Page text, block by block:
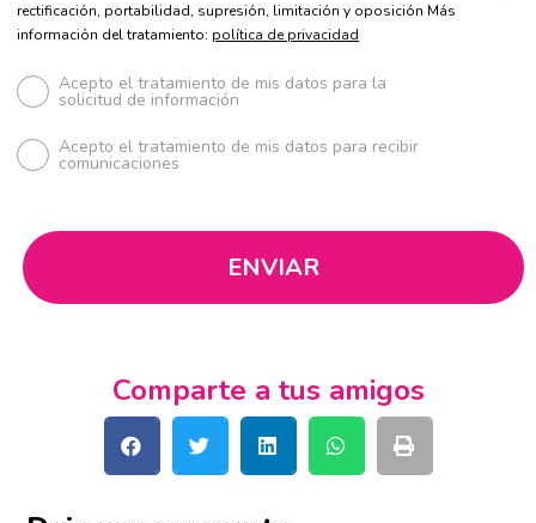
rectificación, portabilidad, supresión, limitación y oposición Más
información del tratamiento: política de privacidad
Acepto el tratamiento de mis datos para la
solicitud de información
Acepto el tratamiento de mis datos para recibir
comunicaciones
Comparte a tus amigos